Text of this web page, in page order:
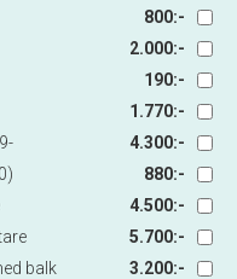
800:-
2.000:-
190:-
1.770:-
4.300:-
880:-
4.500:-
5.700:-
balk
3.200:-